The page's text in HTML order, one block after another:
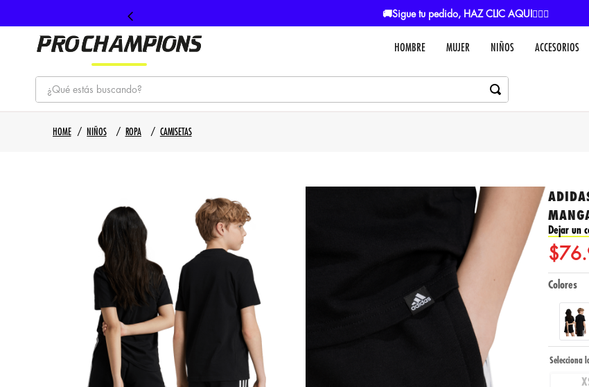
🚚Sigue tu pedido, HAZ CLIC AQUI👈🏼🚚
HOMBRE MUJER NIÑOS ACCESORIOS
¿Qué estás buscando?
1. tenis
NIÑOS ROPA CAMISETAS
Dejar un
$76.
Colores